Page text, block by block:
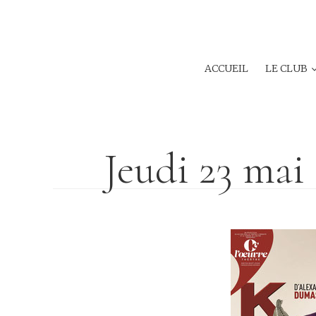
ACCUEIL LE CLUB
Jeudi 23